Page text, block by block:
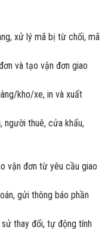
xử lý mã bị từ chối, mã
và tạo vận đơn giao
kho/xe, in và xuất
người thuê, cửa khẩu,
vận đơn từ yêu cầu giao
gửi thông báo phần
thay đổi, tự động tính